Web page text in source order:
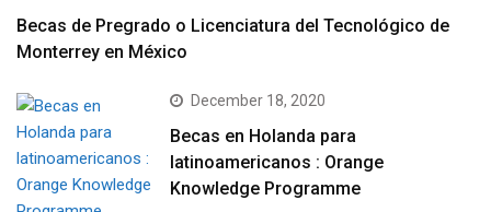
Becas de Pregrado o Licenciatura del Tecnológico de
Monterrey en México
December 18, 2020
Becas en Holanda para
latinoamericanos : Orange
Knowledge Programme